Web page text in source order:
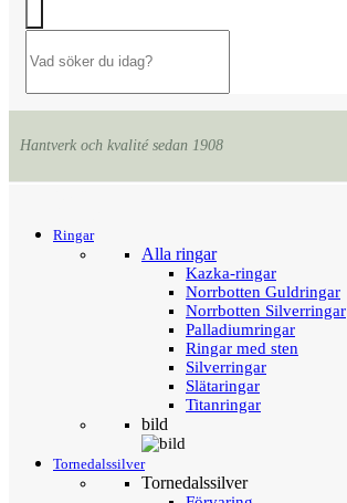
Hantverk och kvalité sedan 1908
Ringar
Alla ringar
Kazka-ringar
Norrbotten Guldringar
Norrbotten Silverringar
Palladiumringar
Ringar med sten
Silverringar
Slätaringar
Titanringar
bild
Tornedalssilver
Tornedalssilver